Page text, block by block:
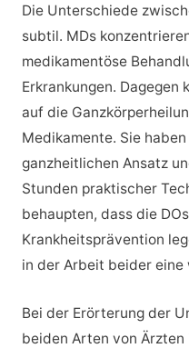
Die Unterschiede
subtil. MDs
medikamentöse
Erkrankungen. Dagegen
auf die
Medikamente. Sie
ganzheitlichen Ansatz
Stunden praktischer
behaupten, dass die
Krankheitsprävention
in der Arbeit beider eine
Bei der Erörterung der
beiden Arten von